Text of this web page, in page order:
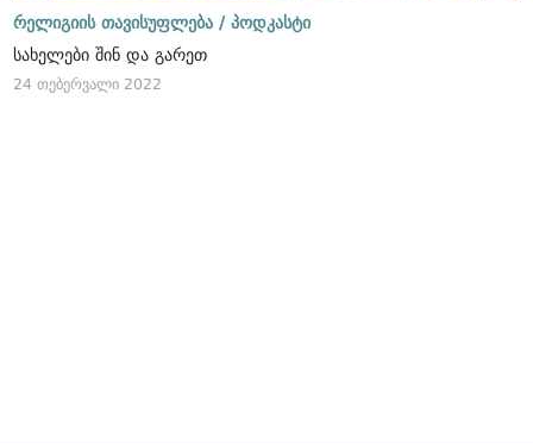
რელიგიის თავისუფლება / პოდკასტი
სახელები შინ და გარეთ
24 თებერვალი 2022